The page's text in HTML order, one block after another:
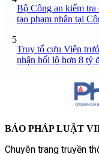
Bộ Công an kiểm tra
tạo phạm nhân tại
5
Truy tố cựu Viện
nhận hối lộ hơn 8 tỷ
BÁO PHÁP LUẬT
Chuyên trang truyền